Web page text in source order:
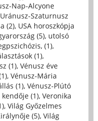
Nap-Alcyone
Uránusz-Szaturnusz
(2), USA horoszkópja
(5), utolsó
(1),
(1),
(1), Vénusz éve
, Vénusz-Mária
(1), Vénusz-Plútó
(1), Veronika
, Világ Győzelmes
(5), Világ